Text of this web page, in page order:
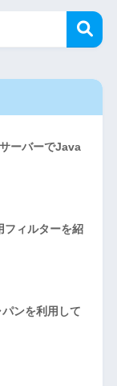
ーバーでJava
フィルターを紹
ンを利用して